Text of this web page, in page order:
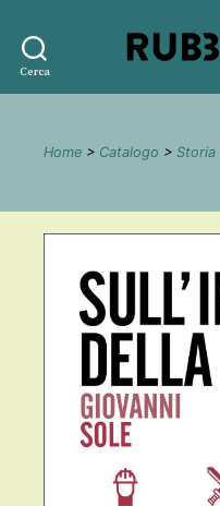
Cerca
Home > Catalogo > Storia